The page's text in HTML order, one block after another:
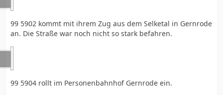
99 5902 kommt mit ihrem Zug aus dem Selketal in Gernrode
an. Die Straße war noch nicht so stark befahren.
99 5904 rollt im Personenbahnhof Gernrode ein.